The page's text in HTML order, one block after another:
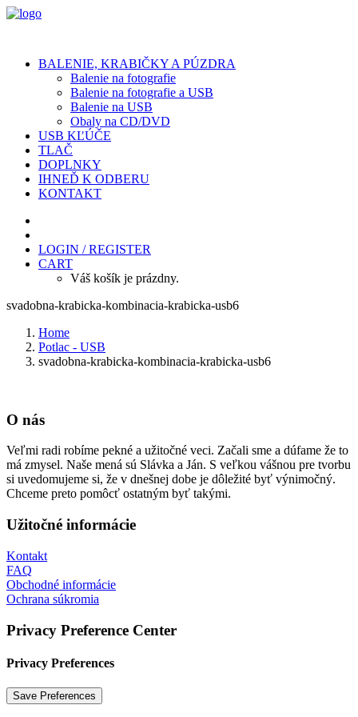
BALENIE, KRABIČKY A PÚZDRA
Balenie na fotografie
Balenie na fotografie a USB
Balenie na USB
Obaly na CD/DVD
USB KĽÚČE
TLAČ
DOPLNKY
IHNEĎ K ODBERU
KONTAKT
LOGIN / REGISTER
CART
Váš košík je prázdny.
svadobna-krabicka-kombinacia-krabicka-usb6
Home
Potlac - USB
svadobna-krabicka-kombinacia-krabicka-usb6
O nás
Veľmi radi robíme pekné a užitočné veci. Začali sme a dúfame že to
má zmysel. Naše mená sú Slávka a Ján. S veľkou vášnou pre tvorbu
si uvedomujeme si, že v dnešnej dobe je dôležité byť výnimočný.
Chceme preto pomôcť ostatným byť takými.
Užitočné informácie
Kontakt
FAQ
Obchodné informácie
Ochrana súkromia
Privacy Preference Center
Privacy Preferences